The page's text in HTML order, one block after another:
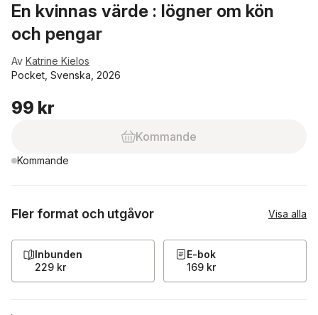
En kvinnas värde : lögner om kön
och pengar
Av Katrine Kielos
Pocket, Svenska, 2026
99 kr
Kommande
Kommande
Fler format och utgåvor Visa alla
Inbunden
229 kr
E-bok
169 kr